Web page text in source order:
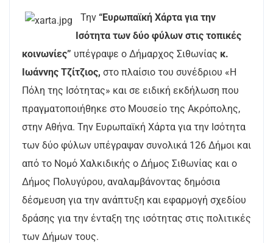
Την “Ευρωπαϊκή Χάρτα για την
Ισότητα των δύο φύλων στις τοπικές
κοινωνίες” υπέγραψε ο Δήμαρχος Σιθωνίας κ.
Ιωάννης Τζίτζιος, στο πλαίσιο του συνέδριου «Η
Πόλη της Ισότητας» και σε ειδική εκδήλωση που
πραγματοποιήθηκε στο Μουσείο της Ακρόπολης,
στην Αθήνα. Την Ευρωπαϊκή Χάρτα για την Ισότητα
των δύο φύλων υπέγραψαν συνολικά 126 Δήμοι και
από το Νομό Χαλκιδικής ο Δήμος Σιθωνίας και ο
Δήμος Πολυγύρου, αναλαμβάνοντας δημόσια
δέσμευση για την ανάπτυξη και εφαρμογή σχεδίου
δράσης για την ένταξη της ισότητας στις πολιτικές
των Δήμων τους.